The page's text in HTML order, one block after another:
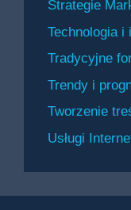
Strategie
Technologia i
Tradycyjne
Trendy i
Tworzenie
Usługi